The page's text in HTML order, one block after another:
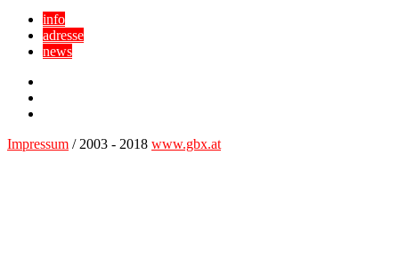
info
adresse
news
Impressum / 2003 - 2018 www.gbx.at